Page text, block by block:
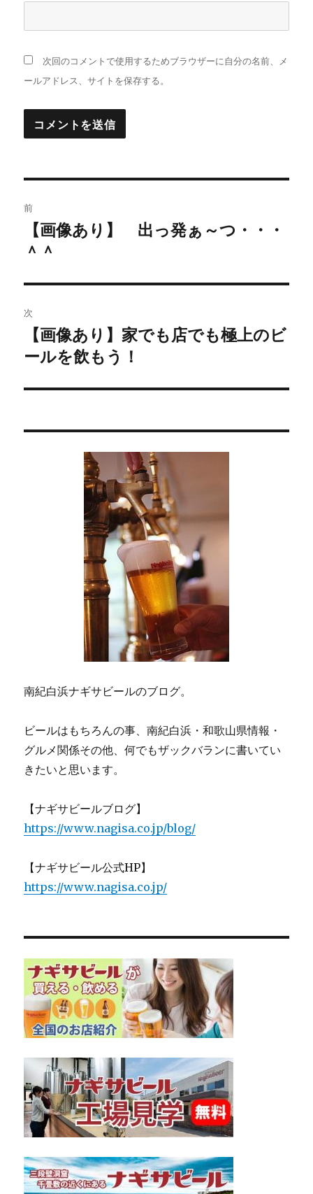
次回のコメントで使用するためブラウザーに自分の名前、メ
ールアドレス、サイトを保存する。
稿
ナ
ビ
ゲ
ー
シ
ン
前
去
投
稿:
【画像あり】 出っ発ぁ～つ・・・
＾＾
次
の
稿:
【画像あり】家でも店でも極上のビ
ールを飲もう！
南紀白浜ナギサビールのブログ。
ビールはもちろんの事、南紀白浜・和歌山県情報・
グルメ関係その他、何でもザックバランに書いてい
きたいと思います。
【ナギサビールブログ】
https://www.nagisa.co.jp/blog/
【ナギサビール公式HP】
https://www.nagisa.co.jp/